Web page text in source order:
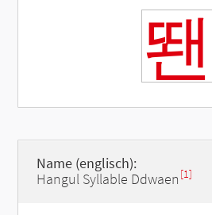
뙌
Name (englisch):
Hangul Syllable Ddwaen [1]